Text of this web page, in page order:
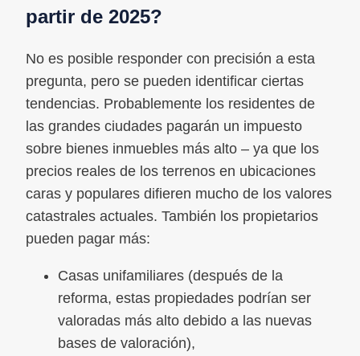
partir de 2025?
No es posible responder con precisión a esta
pregunta, pero se pueden identificar ciertas
tendencias. Probablemente los residentes de
las grandes ciudades pagarán un impuesto
sobre bienes inmuebles más alto – ya que los
precios reales de los terrenos en ubicaciones
caras y populares difieren mucho de los valores
catastrales actuales. También los propietarios
pueden pagar más:
Casas unifamiliares (después de la
reforma, estas propiedades podrían ser
valoradas más alto debido a las nuevas
bases de valoración),